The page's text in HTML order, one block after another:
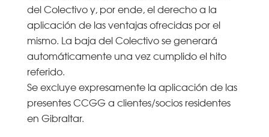
del Colectivo y, por ende, el derecho a la
aplicación de las ventajas ofrecidas por el
mismo. La baja del Colectivo se generará
automáticamente una vez cumplido el hito
referido.
Se excluye expresamente la aplicación de las
presentes CCGG a clientes/socios residentes
en Gibraltar.